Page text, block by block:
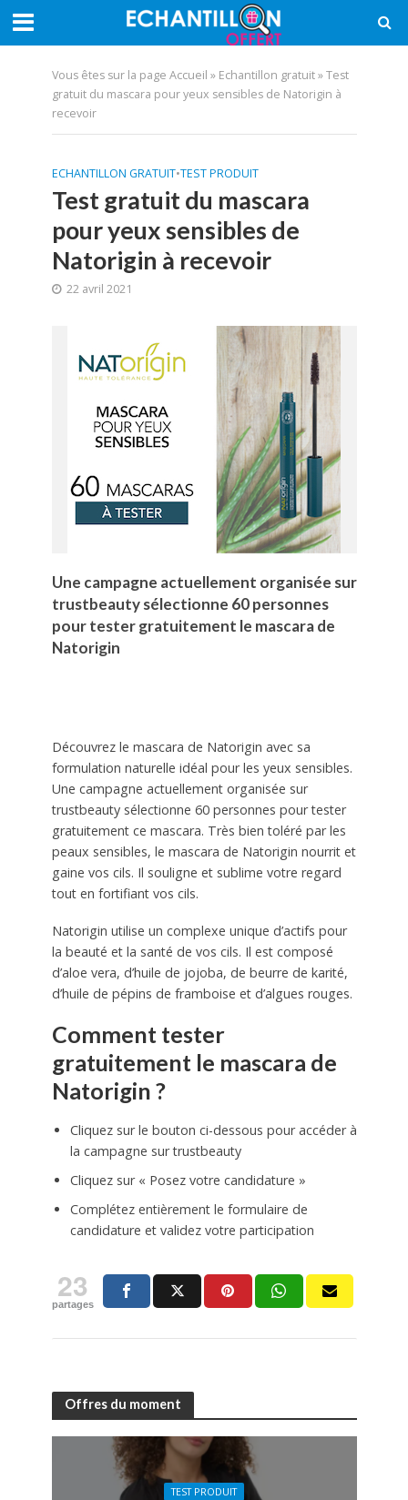
Vous êtes sur la page Accueil » Echantillon gratuit»Test
gratuit du mascara pour yeux sensibles de Natorigin à
recevoir
ECHANTILLON GRATUIT•TEST PRODUIT
Test gratuit du mascara
pour yeux sensibles de
Natorigin à recevoir
22 avril 2021
Une campagne actuellement organisée sur
trustbeauty sélectionne 60 personnes
pour tester gratuitement le mascara de
Natorigin
Découvrez le mascara de Natorigin avec sa
formulation naturelle idéal pour les yeux sensibles.
Une campagne actuellement organisée sur
trustbeauty sélectionne 60 personnes pour tester
gratuitement ce mascara. Très bien toléré par les
peaux sensibles, le mascara de Natorigin nourrit et
gaine vos cils. Il souligne et sublime votre regard
tout en fortifiant vos cils.
Natorigin utilise un complexe unique d’actifs pour
la beauté et la santé de vos cils. Il est composé
d’aloe vera, d’huile de jojoba, de beurre de karité,
d’huile de pépins de framboise et d’algues rouges.
Comment tester
gratuitement le mascara de
Natorigin ?
Cliquez sur le bouton ci-dessous pour accéder à
la campagne sur trustbeauty
Cliquez sur « Posez votre candidature »
Complétez entièrement le formulaire de
candidature et validez votre participation
23
partages
Offres du moment
TEST PRODUIT